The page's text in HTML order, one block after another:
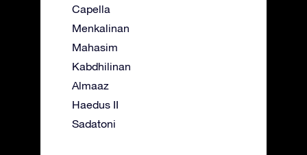
Capella
Menkalinan
Mahasim
Kabdhilinan
Almaaz
Haedus II
Sadatoni